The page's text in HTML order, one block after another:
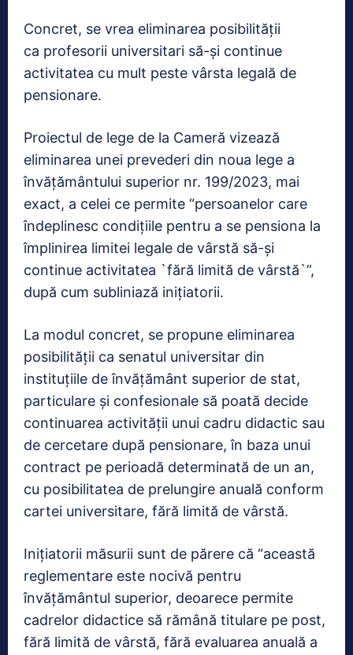
Concret, se vrea eliminarea posibilităţii
ca profesorii universitari să-și continue
activitatea cu mult peste vârsta legală de
pensionare.
Proiectul de lege de la Cameră vizează
eliminarea unei prevederi din noua lege a
învățământului superior nr. 199/2023, mai
exact, a celei ce permite “persoanelor care
îndeplinesc condițiile pentru a se pensiona la
împlinirea limitei legale de vârstă să-și
continue activitatea `fără limită de vârstă`”,
după cum subliniază inițiatorii.
La modul concret, se propune eliminarea
posibilității ca senatul universitar din
instituțiile de învățământ superior de stat,
particulare și confesionale să poată decide
continuarea activității unui cadru didactic sau
de cercetare după pensionare, în baza unui
contract pe perioadă determinată de un an,
cu posibilitatea de prelungire anuală conform
cartei universitare, fără limită de vârstă.
Inițiatorii măsurii sunt de părere că “această
reglementare este nocivă pentru
învățământul superior, deoarece permite
cadrelor didactice să rămână titulare pe post,
fără limită de vârstă, fără evaluarea anuală a